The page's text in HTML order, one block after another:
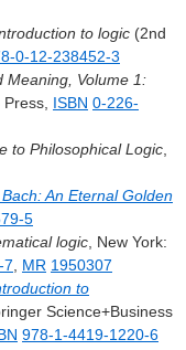
to logic (2nd
0-12-238452-3
Meaning, Volume 1:
ISBN 0-226-
to Philosophical Logic
An Eternal Golden
5
logic , New York:
7 MR 1950307
to
Science+Business
978-1-4419-1220-6